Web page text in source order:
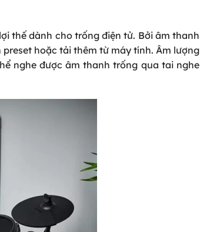
thế dành cho trống điện tử. Bởi âm thanh
hoặc tải thêm từ máy tính. Âm lượng
nghe được âm thanh trống qua tai nghe